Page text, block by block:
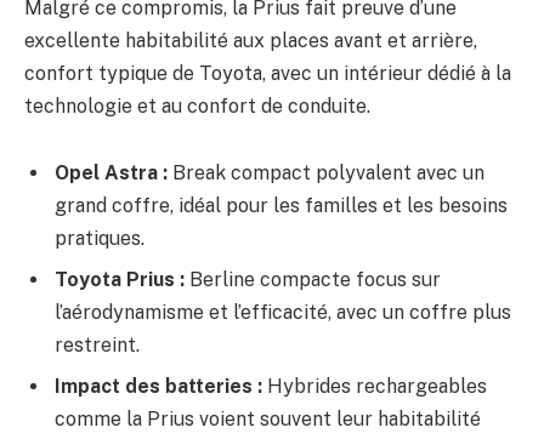
Malgré ce compromis, la Prius fait preuve d’une
excellente habitabilité aux places avant et arrière,
confort typique de Toyota, avec un intérieur dédié à la
technologie et au confort de conduite.
Opel Astra : Break compact polyvalent avec un
grand coffre, idéal pour les familles et les besoins
pratiques.
Toyota Prius : Berline compacte focus sur
l’aérodynamisme et l’efficacité, avec un coffre plus
restreint.
Impact des batteries : Hybrides rechargeables
comme la Prius voient souvent leur habitabilité